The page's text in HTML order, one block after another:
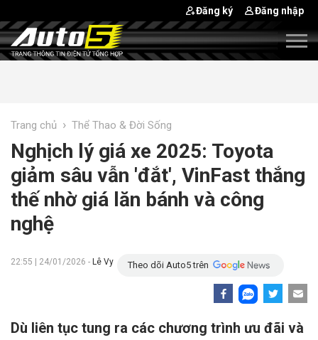
Đăng ký Đăng nhập
Trang chủ › Thể Thao & Đời Sống
Nghịch lý giá xe 2025: Toyota
giảm sâu vẫn 'đắt', VinFast thắng
thế nhờ giá lăn bánh và công
nghệ
22:55 | 24/01/2026 - Lê Vy Theo dõi Auto5 trên
Dù liên tục tung ra các chương trình ưu đãi và